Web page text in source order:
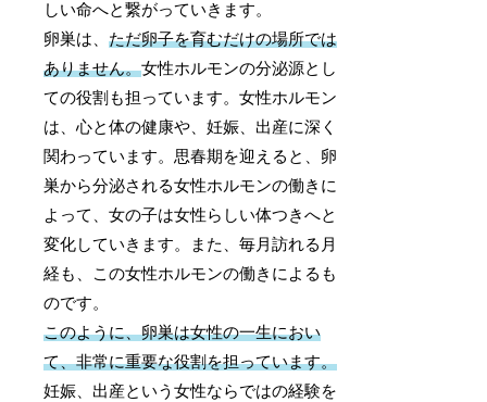
しい命へと繋がっていきます。
卵巣は、ただ卵子を育むだけの場所では
ありません。女性ホルモンの分泌源とし
ての役割も担っています。女性ホルモン
は、心と体の健康や、妊娠、出産に深く
関わっています。思春期を迎えると、卵
巣から分泌される女性ホルモンの働きに
よって、女の子は女性らしい体つきへと
変化していきます。また、毎月訪れる月
経も、この女性ホルモンの働きによるも
のです。
このように、卵巣は女性の一生におい
て、非常に重要な役割を担っています。
妊娠、出産という女性ならではの経験を